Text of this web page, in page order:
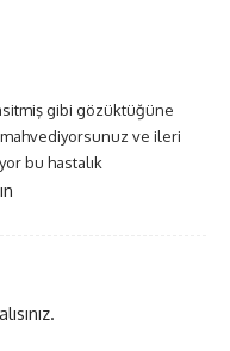
gibi gözüktüğüne
ve ileri
bu hastalık
.